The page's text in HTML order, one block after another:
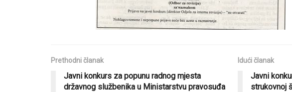
Prethodni članak
Javni konkurs za popunu radnog mjesta
državnog službenika u Ministarstvu pravosuđa
Idući članak
Javni
strukovnoj